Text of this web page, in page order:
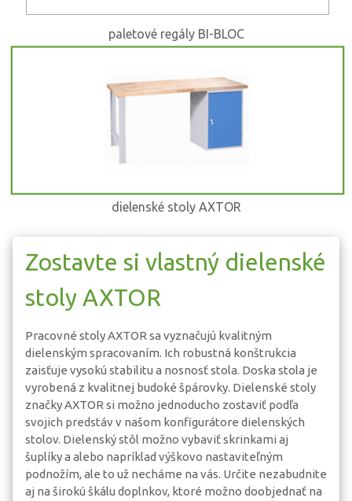
paletové regály BI-BLOC
dielenské stoly AXTOR
Zostavte si vlastný dielenské
stoly AXTOR
Pracovné stoly AXTOR sa vyznačujú kvalitným
dielenským spracovaním. Ich robustná konštrukcia
zaisťuje vysokú stabilitu a nosnosť stola. Doska stola je
vyrobená z kvalitnej budoké špárovky. Dielenské stoly
značky AXTOR si možno jednoducho zostaviť podľa
svojich predstáv v našom konfigurátore dielenských
stolov. Dielenský stôl možno vybaviť skrinkami aj
šuplíky a alebo napríklad výškovo nastaviteľným
podnožím, ale to už necháme na vás. Určite nezabudnite
aj na širokú škálu doplnkov, ktoré možno doobjednať na